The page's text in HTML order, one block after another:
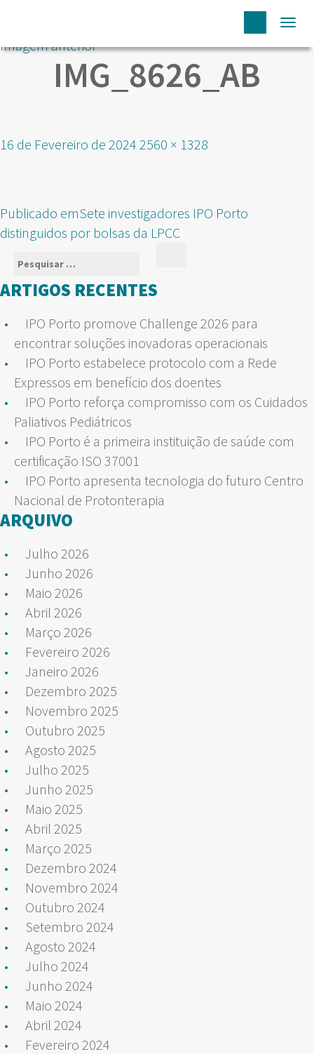
Imagem anterior
IMG_8626_AB
Publicado
16 de Fevereiro de 2024 Tamanho
2560 × 1328
NAVEGAÇÃO
DE
ARTIGOS
Publicado emSete investigadores IPO Porto
distinguidos por bolsas da LPCC
Pesquisar
por:
ARTIGOS RECENTES
IPO Porto promove Challenge 2026 para
encontrar soluções inovadoras operacionais
IPO Porto estabelece protocolo com a Rede
Expressos em benefício dos doentes
IPO Porto reforça compromisso com os Cuidados
Paliativos Pediátricos
IPO Porto é a primeira instituição de saúde com
certificação ISO 37001
IPO Porto apresenta tecnologia do futuro Centro
Nacional de Protonterapia
ARQUIVO
Julho 2026
Junho 2026
Maio 2026
Abril 2026
Março 2026
Fevereiro 2026
Janeiro 2026
Dezembro 2025
Novembro 2025
Outubro 2025
Agosto 2025
Julho 2025
Junho 2025
Maio 2025
Abril 2025
Março 2025
Dezembro 2024
Novembro 2024
Outubro 2024
Setembro 2024
Agosto 2024
Julho 2024
Junho 2024
Maio 2024
Abril 2024
Fevereiro 2024